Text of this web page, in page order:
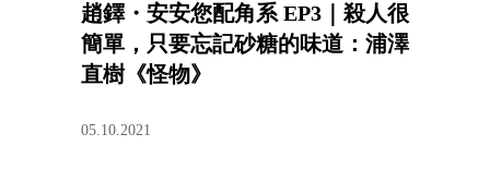
趙鐸・安安您配角系 EP3｜殺人很
簡單，只要忘記砂糖的味道：浦澤
直樹《怪物》
05.10.2021